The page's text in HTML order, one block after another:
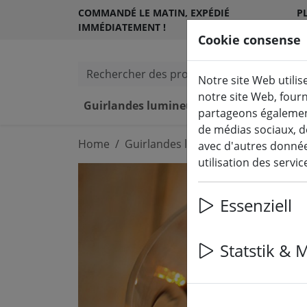
COMMANDÉ LE MATIN, EXPÉDIÉ
IMMÉDIATEMENT !
Rechercher des produits
Guirlandes lumineuses & éclairage
Home Guirlandes lumineuses & éclairage
Cookie consense
Notre site Web
notre site Web,
partageons
de médias sociaux,
avec d'autres
utilisation des
Essenziell
Statstik &